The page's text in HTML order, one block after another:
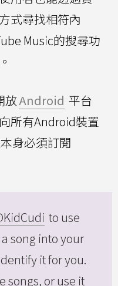
式尋找相符內
Music的搜尋功
放Android 平台
所有Android裝置
身必須訂閱
to use
song into your
it for you.
songs, or use it